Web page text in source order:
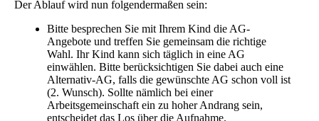
Der Ablauf wird nun folgendermaßen sein:
Bitte besprechen Sie mit Ihrem Kind die AG-
Angebote und treffen Sie gemeinsam die richtige
Wahl. Ihr Kind kann sich täglich in eine AG
einwählen. Bitte berücksichtigen Sie dabei auch eine
Alternativ-AG, falls die gewünschte AG schon voll ist
(2. Wunsch). Sollte nämlich bei einer
Arbeitsgemeinschaft ein zu hoher Andrang sein,
entscheidet das Los über die Aufnahme.